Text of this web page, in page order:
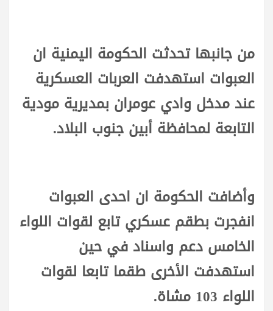
من جانبها تحدثت الحكومة اليمنية ان
العبوات استهدفت العربات العسكرية
عند مدخل وادي عومران بمديرية مودية
التابعة لمحافظة أبين جنوب البلاد.
وأضافت الحكومة ان احدى العبوات
انفجرت بطقم عسكري تابع لقوات اللواء
الخامس دعم واسناد في حين
استهدفت الأخرى طقما تابعا لقوات
اللواء 103 مشاة.